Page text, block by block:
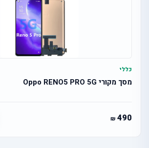
כללי
מסך מקורי Oppo RENO5 PRO 5G
490